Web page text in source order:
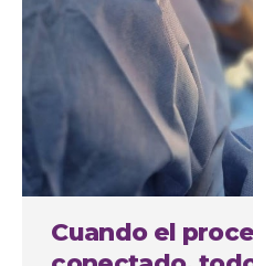
Cuando el